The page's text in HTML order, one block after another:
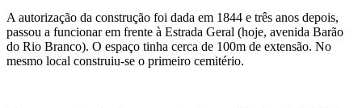
A autorização da construção foi dada em 1844 e três anos depois,
passou a funcionar em frente à Estrada Geral (hoje, avenida Barão
do Rio Branco). O espaço tinha cerca de 100m de extensão. No
mesmo local construiu-se o primeiro cemitério.